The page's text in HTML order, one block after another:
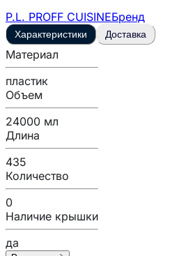
P.L. PROFF CUISINEБренд
Характеристики Доставка
Материал
пластик
Объем
24000 мл
Длина
435
Количество
0
Наличие крышки
да